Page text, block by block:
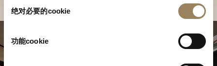
绝对必要的cookie
功能cookie